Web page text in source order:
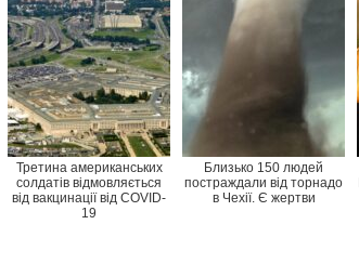
Третина американських
солдатів відмовляється
від вакцинації від COVID-
19
Близько 150 людей
постраждали від торнадо
в Чехії. Є жертви